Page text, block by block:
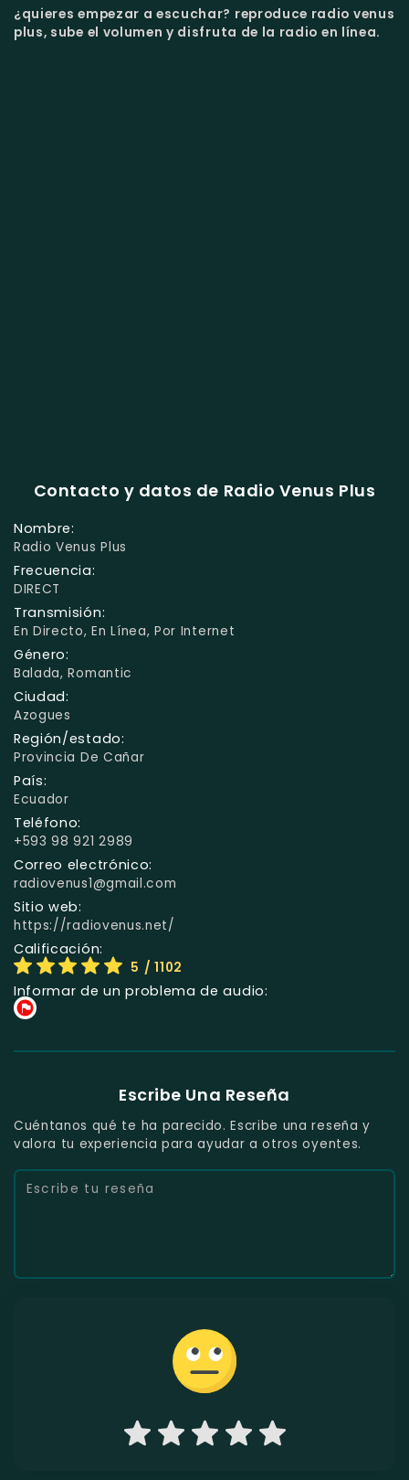
¿quieres empezar a escuchar? reproduce radio venus
plus, sube el volumen y disfruta de la radio en línea.
Contacto y datos de Radio Venus Plus
Nombre:
Radio Venus Plus
Frecuencia:
DIRECT
Transmisión:
En Directo, En Línea, Por Internet
Género:
Balada, Romantic
Ciudad:
Azogues
Región/estado:
Provincia De Cañar
País:
Ecuador
Teléfono:
+593 98 921 2989
Correo electrónico:
radiovenus1@gmail.com
Sitio web:
https://radiovenus.net/
Calificación:
5 / 1102
Informar de un problema de audio:
Escribe Una Reseña
Cuéntanos qué te ha parecido. Escribe una reseña y
valora tu experiencia para ayudar a otros oyentes.